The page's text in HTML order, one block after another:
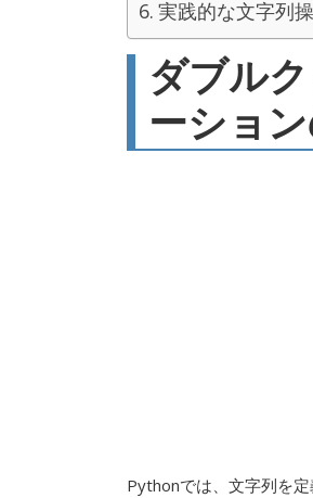
実践的な文字列
ダブル
ーショ
Pythonでは、文字列を